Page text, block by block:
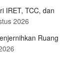
IRET, TCC, dan
2026
Ruang